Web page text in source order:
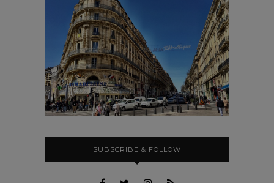
SUBSCRIBE & FOLLOW